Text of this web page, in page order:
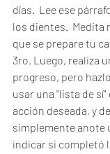
días.  Lee ese
los dientes.  Medita
que se prepare tu
3ro. Luego, realiza
progreso, pero
usar una "lista de
acción deseada, y
simplemente anote
indicar si completó